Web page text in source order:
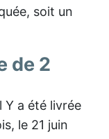
soit un
de 2
Y a été livrée
le 21 juin